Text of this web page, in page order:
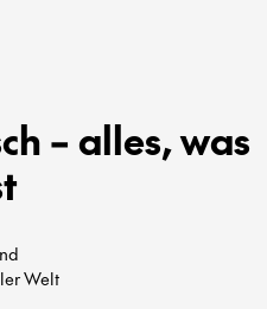
– alles, was
Welt